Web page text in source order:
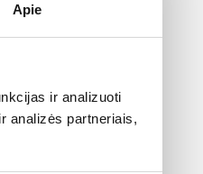
Apie
ir analizuoti
analizės partneriais,